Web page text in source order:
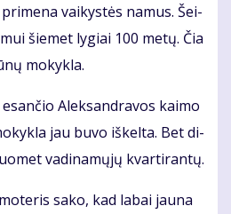
vai­kys­tės na­mus. Šei­
šie­met ly­giai 100 me­tų. Čia
mo­kyk­la.
Alek­san­dra­vos kai­mo
jau bu­vo iš­kel­ta. Bet di­
va­di­na­mų­jų kvar­ti­ran­tų.
sa­ko, kad la­bai jau­na